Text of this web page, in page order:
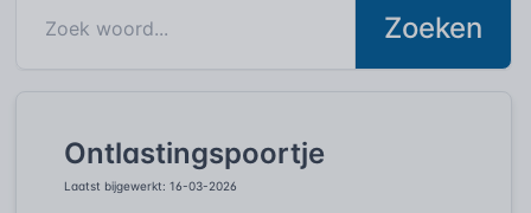
Zoeken
Ontlastingspoortje
Laatst bijgewerkt: 16-03-2026